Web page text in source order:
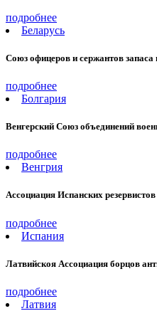
подробнее
Беларусь
Союз офицеров и сержантов запаса
подробнее
Болгария
Венгерский Союз объединений
подробнее
Венгрия
Ассоциация Испанских резервистов
подробнее
Испания
Латвийскоя Ассоциация борцов
подробнее
Латвия